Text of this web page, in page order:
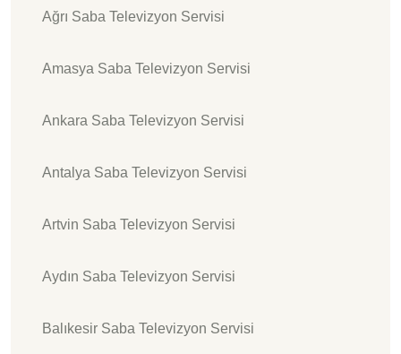
Ağrı Saba Televizyon Servisi
Amasya Saba Televizyon Servisi
Ankara Saba Televizyon Servisi
Antalya Saba Televizyon Servisi
Artvin Saba Televizyon Servisi
Aydın Saba Televizyon Servisi
Balıkesir Saba Televizyon Servisi